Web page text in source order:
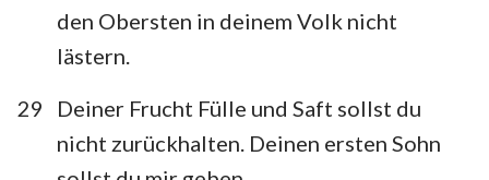
den Obersten in deinem Volk nicht
lästern.
29
Deiner Frucht Fülle und Saft sollst du
nicht zurückhalten. Deinen ersten Sohn